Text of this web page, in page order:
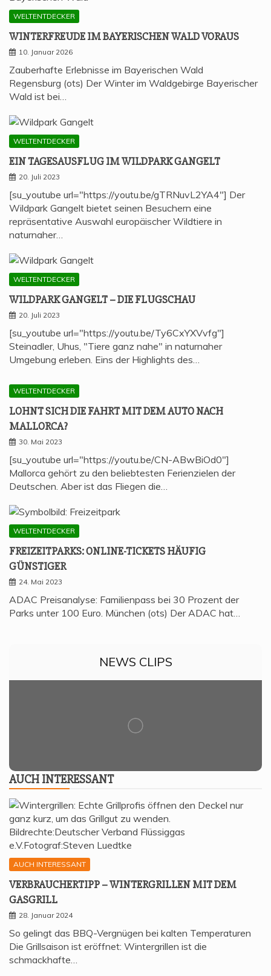
WELTENTDECKER
WIN­TER­FREU­DE IM BAYE­RI­SCHEN WALD VORAUS
10. Januar 2026
Zauberhafte Erlebnisse im Bayerischen Wald
Regensburg (ots) Der Winter im Waldgebirge Bayerischer
Wald ist bei…
WELTENTDECKER
EIN TAGES­AUS­FLUG IM WILD­PARK GANGELT
20. Juli 2023
[su_youtube url="https://youtu.be/gTRNuvL2YA4"] Der
Wildpark Gangelt bietet seinen Besuchern eine
repräsentative Auswahl europäischer Wildtiere in
naturnaher…
WELTENTDECKER
WILD­PARK GAN­GELT – DIE FLUGSCHAU
20. Juli 2023
[su_youtube url="https://youtu.be/Ty6CxYXVvfg"]
Steinadler, Uhus, "Tiere ganz nahe" in naturnaher
Umgebung erleben. Eins der Highlights des…
WELTENTDECKER
LOHNT SICH DIE FAHRT MIT DEM AUTO NACH
MALLORCA?
30. Mai 2023
[su_youtube url="https://youtu.be/CN-ABwBiOd0"]
Mallorca gehört zu den beliebtesten Ferienzielen der
Deutschen. Aber ist das Fliegen die…
WELTENTDECKER
FREI­ZEIT­PARKS: ONLINE-TICKETS HÄU­FIG
GÜNSTIGER
24. Mai 2023
ADAC Preisanalyse: Familienpass bei 30 Prozent der
Parks unter 100 Euro. München (ots) Der ADAC hat…
NEWS CLIPS
AUCH INTER­ES­SANT
AUCH INTERESSANT
VER­BRAU­CHER­TIPP – WIN­TER­GRIL­LEN MIT DEM
GASGRILL
28. Januar 2024
So gelingt das BBQ-Vergnügen bei kalten Temperaturen
Die Grillsaison ist eröffnet: Wintergrillen ist die
schmackhafte…